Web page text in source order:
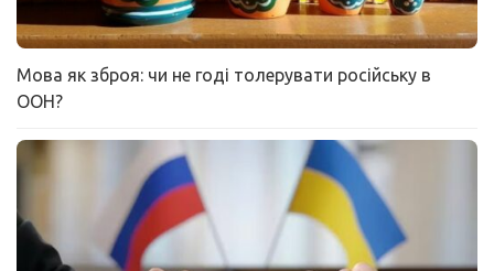
Мова як зброя: чи не годі толерувати російську в
ООН?